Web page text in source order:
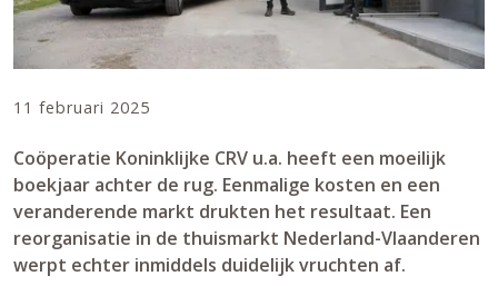
11 februari 2025
Coöperatie Koninklijke CRV u.a. heeft een moeilijk
boekjaar achter de rug. Eenmalige kosten en een
veranderende markt drukten het resultaat. Een
reorganisatie in de thuismarkt Nederland-Vlaanderen
werpt echter inmiddels duidelijk vruchten af.